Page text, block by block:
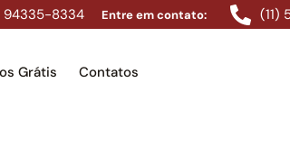
94335-8334 Entre em contato: (11)
Grátis Contatos